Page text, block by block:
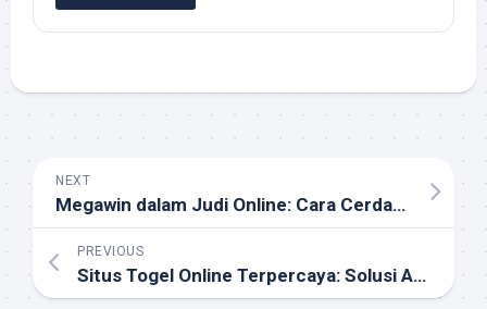
NEXT
Megawin dalam Judi Online: Cara Cerdas Raih Kemenangan Besar yang Menguntungkan
PREVIOUS
Situs Togel Online Terpercaya: Solusi Aman dan Praktis Bermain Togel Digital